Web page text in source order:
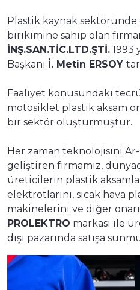
Plastik kaynak sektöründe
birikimine sahip olan
İNŞ.SAN.TİC.LTD.ŞTİ. 1993
Başkanı İ. Metin ERSOY
Faaliyet konusundaki
motosiklet plastik aksam
bir sektör oluşturmuştur.
Her zaman teknolojisini Ar-
geliştiren firmamız,
üreticilerin plastik
elektrotlarını, sıcak hava
makinelerini ve diğer
PROLEKTRO markası ile
dışı pazarında satışa